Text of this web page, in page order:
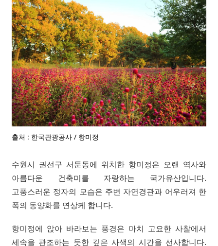
출처 : 한국관광공사 / 항미정
수원시 권선구 서둔동에 위치한 항미정은 오랜 역사와
아름다운 건축미를 자랑하는 국가유산입니다.
고풍스러운 정자의 모습은 주변 자연경관과 어우러져 한
폭의 동양화를 연상케 합니다.
항미정에 앉아 바라보는 풍경은 마치 고요한 사찰에서
세속을 관조하는 듯한 깊은 사색의 시간을 선사합니다.